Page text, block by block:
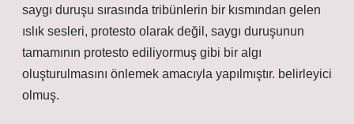
saygı duruşu sırasında tribünlerin bir kısmından gelen
ıslık sesleri, protesto olarak değil, saygı duruşunun
tamamının protesto ediliyormuş gibi bir algı
oluşturulmasını önlemek amacıyla yapılmıştır. belirleyici
olmuş.